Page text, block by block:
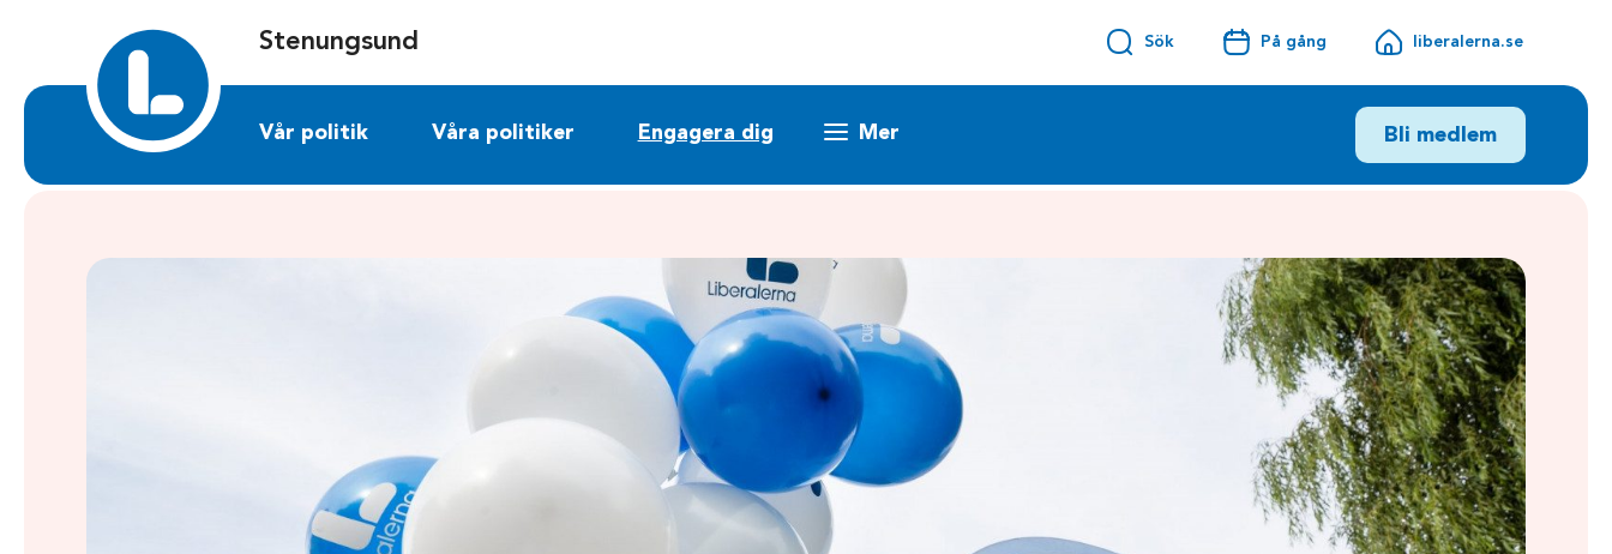
Stenungsund Sök På gång liberalerna.se
Vår politik Våra politiker Engagera dig Mer Bli medlem